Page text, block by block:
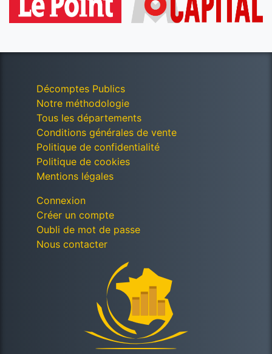
Décomptes Publics
Notre méthodologie
Tous les départements
Conditions générales de vente
Politique de confidentialité
Politique de cookies
Mentions légales
Connexion
Créer un compte
Oubli de mot de passe
Nous contacter